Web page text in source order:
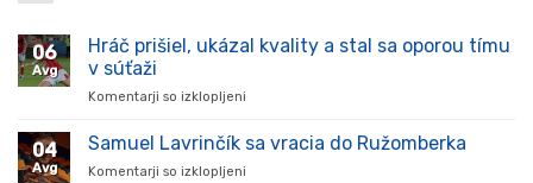
06
Avg
Hráč prišiel, ukázal kvality a stal sa oporou tímu
v súťaži
Komentarji so izklopljeni
prišiel,
04
Avg
Samuel Lavrinčík sa vracia do Ružomberka
Komentarji so izklopljeni